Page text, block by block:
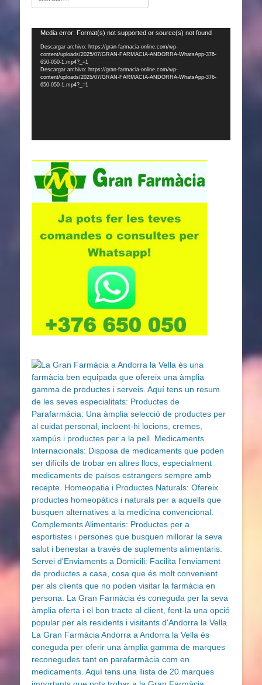
Reproductor
vídeo
Media error: Format(s) not supported or source(s) not found
Descargar archivo: https://gran-farmacia-online.com/wp-
content/uploads/2025/07/GRAN-FARMACIA-ANDORRA-WhatsApp-376-
650-050-1.mp4?_=1
Descargar archivo: https://gran-farmacia-online.com/wp-
content/uploads/2025/07/GRAN-FARMACIA-ANDORRA-WhatsApp-376-
650-050-1.mp4?_=1